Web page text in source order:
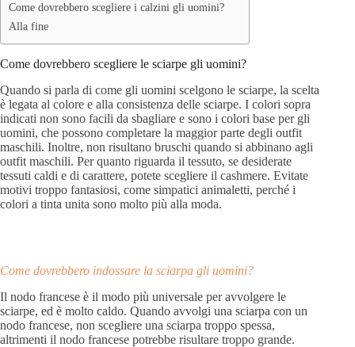
Come dovrebbero scegliere i calzini gli uomini?
Alla fine
Come dovrebbero scegliere le sciarpe gli uomini?
Quando si parla di come gli uomini scelgono le sciarpe, la scelta
è legata al colore e alla consistenza delle sciarpe. I colori sopra
indicati non sono facili da sbagliare e sono i colori base per gli
uomini, che possono completare la maggior parte degli outfit
maschili. Inoltre, non risultano bruschi quando si abbinano agli
outfit maschili. Per quanto riguarda il tessuto, se desiderate
tessuti caldi e di carattere, potete scegliere il cashmere. Evitate
motivi troppo fantasiosi, come simpatici animaletti, perché i
colori a tinta unita sono molto più alla moda.
Come dovrebbero indossare la sciarpa gli uomini?
Il nodo francese è il modo più universale per avvolgere le
sciarpe, ed è molto caldo. Quando avvolgi una sciarpa con un
nodo francese, non scegliere una sciarpa troppo spessa,
altrimenti il nodo francese potrebbe risultare troppo grande.